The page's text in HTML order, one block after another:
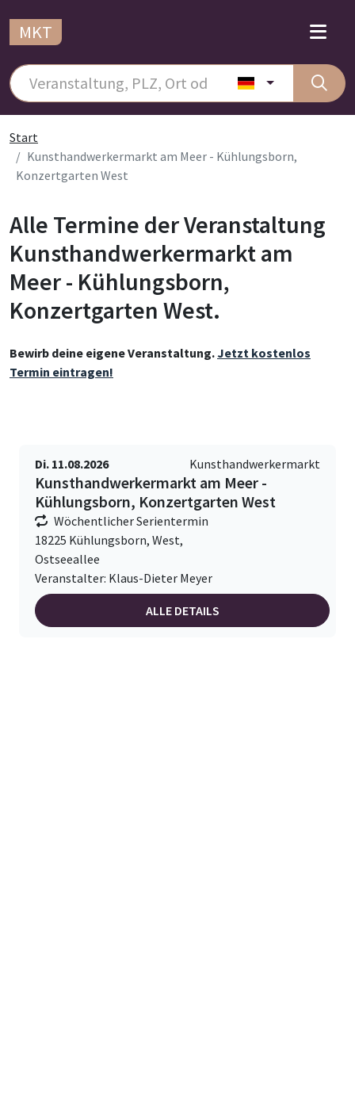
MKT
Start
Kunsthandwerkermarkt am Meer - Kühlungsborn,
Konzertgarten West
Alle Termine der Veranstaltung
Kunsthandwerkermarkt am
Meer - Kühlungsborn,
Konzertgarten West.
Bewirb deine eigene Veranstaltung.Jetzt kostenlos
Termin eintragen!
Di. 11.08.2026 Kunsthandwerkermarkt
Kunsthandwerkermarkt am Meer -
Kühlungsborn, Konzertgarten West
Wöchentlicher Serientermin
18225 Kühlungsborn, West,
Ostseeallee
Veranstalter: Klaus-Dieter Meyer
ALLE DETAILS